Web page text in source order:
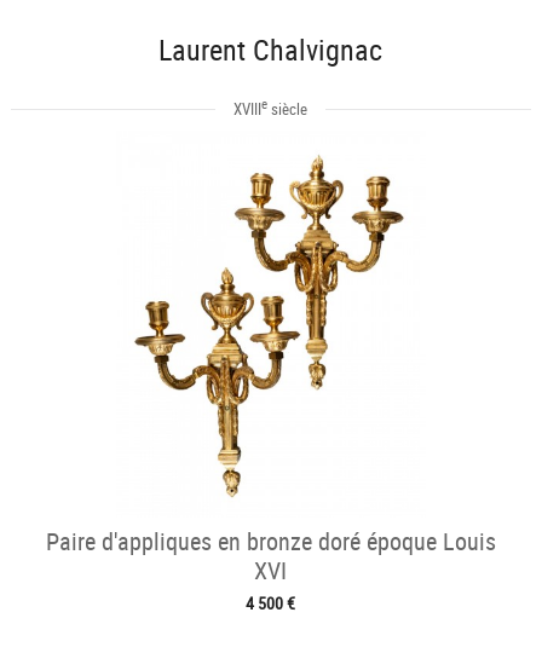
Laurent Chalvignac
XVIIIe siècle
Paire d'appliques en bronze doré époque Louis
XVI
4 500 €